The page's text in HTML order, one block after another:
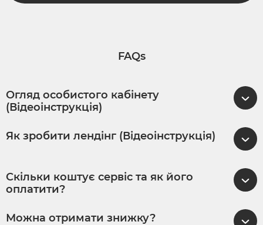
FAQs
Огляд особистого кабінету
(Відеоінструкція)
Як зробити лендінг (Відеоінструкція)
Скільки коштує сервіс та як його
оплатити?
Можна отримати знижку?